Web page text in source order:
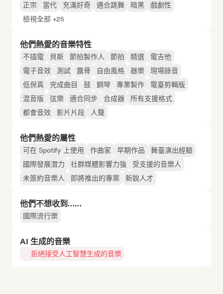
正宗 當代 充滿好奇 適合跳舞 暗黑
戲劇性
檢視全部 +25
他們熱愛的音樂特性
不插電 貝斯 節拍製作人 節拍 精選
電吉他
電子音效
測試 露骨 自由風格 器樂
現場錄音
低保真
完成曲目 鼓 鋼琴 專業製作
電臺剪輯版
混音版
弦樂 適合同步 合成器
所有支援格式
都會音效
影片片段 人聲
他們熱愛的屬性
可在 Spotify 上使用 作曲家 早期作品
舞臺演出經驗
國際發展潛力
社群媒體影響力強
受支援的音樂人
未簽約音樂人
即將推出的專案 新銳人才
他們不想收到……
國際流行樂
AI 生成的音樂
拒絕接受人工智慧生成的音樂